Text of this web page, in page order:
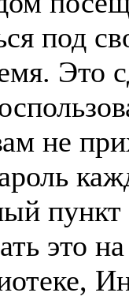
под
Это
не
это